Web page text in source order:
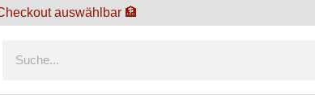
auswählbar 🏦